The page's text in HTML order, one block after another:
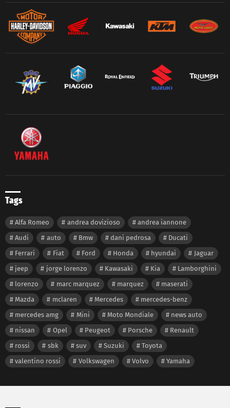
Tags
Alfa Romeo andrea dovizioso
andrea iannone
Audi
auto Bmw dani pedrosa
Ducati
Ferrari
Fiat Ford Honda hyundai
Jaguar
jeep
jorge lorenzo Kawasaki Kia
Lamborghini
lorenzo
marc marquez marquez
maserati
Mazda
mclaren Mercedes
mercedes-benz
mercedes amg
Mini Moto Mondiale
news auto
nissan
Opel Peugeot Porsche
Renault
rossi
sbk suv Suzuki
Toyota
valentino rossi
Volkswagen Volvo Yamaha